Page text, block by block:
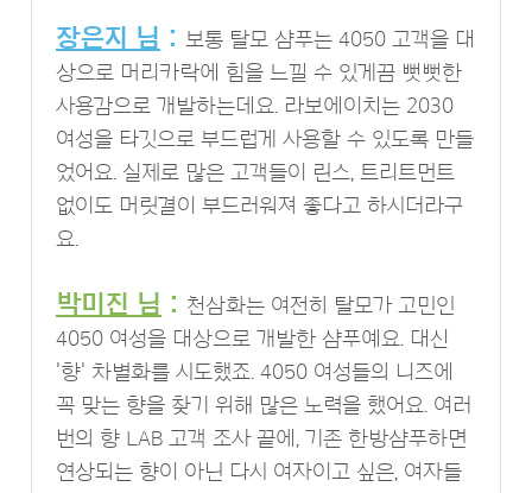
장은지 님 :
보통 탈모 샴푸는 4050 고객을 대
상으로 머리카락에 힘을 느낄 수 있게끔 뻣뻣한
사용감으로 개발하는데요. 라보에이치는 2030
여성을 타깃으로 부드럽게 사용할 수 있도록 만들
었어요. 실제로 많은 고객들이 린스, 트리트먼트
없이도 머릿결이 부드러워져 좋다고 하시더라구
요.
박미진 님 : 천삼화는 여전히 탈모가 고민인
4050 여성을 대상으로 개발한 샴푸예요. 대신
'향' 차별화를 시도했죠. 4050 여성들의 니즈에
꼭 맞는 향을 찾기 위해 많은 노력을 했어요. 여러
번의 향 LAB 고객 조사 끝에, 기존 한방샴푸하면
연상되는 향이 아닌 다시 여자이고 싶은, 여자들